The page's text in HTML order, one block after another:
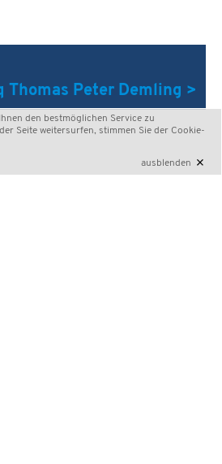
Thomas Peter Demling >
den bestmöglichen Service zu
Seite weitersurfen, stimmen Sie der Cookie-
×
ausblenden